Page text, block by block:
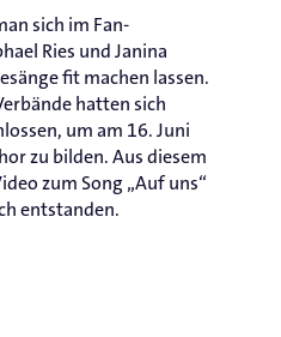
sich im Fan-
Ries und Janina
fit machen lassen.
hatten sich
um am 16. Juni
zu bilden. Aus diesem
zum Song „Auf uns“
entstanden.